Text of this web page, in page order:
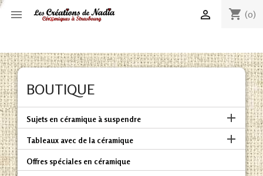
 shopping_cart (0)

BOUTIQUE
Sujets en céramique à suspendre 
Tableaux avec de la céramique 
Offres spéciales en céramique